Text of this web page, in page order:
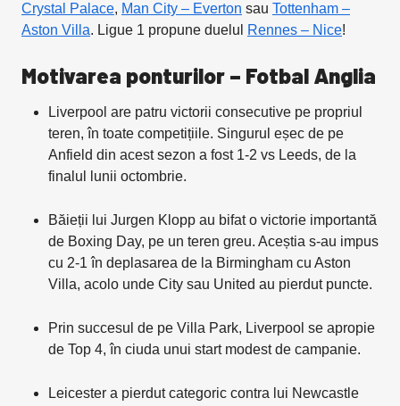
Crystal Palace, Man City – Everton sau Tottenham –
Aston Villa. Ligue 1 propune duelul Rennes – Nice!
Motivarea ponturilor – Fotbal Anglia
Liverpool are patru victorii consecutive pe propriul
teren, în toate competițiile. Singurul eșec de pe
Anfield din acest sezon a fost 1-2 vs Leeds, de la
finalul lunii octombrie.
Băieții lui Jurgen Klopp au bifat o victorie importantă
de Boxing Day, pe un teren greu. Aceștia s-au impus
cu 2-1 în deplasarea de la Birmingham cu Aston
Villa, acolo unde City sau United au pierdut puncte.
Prin succesul de pe Villa Park, Liverpool se apropie
de Top 4, în ciuda unui start modest de campanie.
Leicester a pierdut categoric contra lui Newcastle